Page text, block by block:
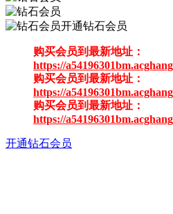
开通钻石会员
购买会员到最新地址：
https://
购买会员到最新地址：
https://
购买会员到最新地址：
https://
开通钻石会员